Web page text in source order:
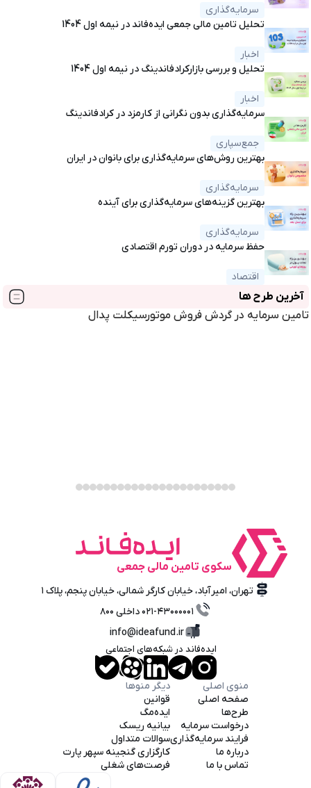
سرمایه‌گذاری
تحلیل تامین مالی جمعی ایده‌فاند در نیمه اول 1404
اخبار
تحلیل و بررسی بازارکرادفاندینگ در نیمه اول 1404
اخبار
سرمایه‌گذاری بدون نگرانی از کارمزد در کرادفاندینگ
جمع‌سپاری
بهترین روش‌های سرمایه‌گذاری برای بانوان در ایران
سرمایه‌گذاری
بهترین گزینه‌های سرمایه‌گذاری برای آینده
سرمایه‌گذاری
حفظ سرمایه در دوران تورم اقتصادی
اقتصاد
آخرین طرح ها
تامین سرمایه در گردش فروش موتورسیکلت پدال
سکوی تامین‌ مالی‌ جمعی
تهران، امیرآباد، خیابان کارگر شمالی، خیابان پنجم، پلاک ۱
۰۲۱-۴۳۰۰۰۰۰۱ داخلی ۸۰۰
info@ideafund.ir
ایده‌فاند در شبکه‌های اجتماعی
منوی اصلی
صفحه اصلی
طرح‌ها
درخواست سرمایه
فرایند سرمایه‌گذاری
درباره ما
تماس با ما
دیگر منوها
قوانین
ایده‌مگ
بیانیه ریسک
سوالات متداول
کارگزاری گنجینه سپهر پارت
فرصت‌های شغلی